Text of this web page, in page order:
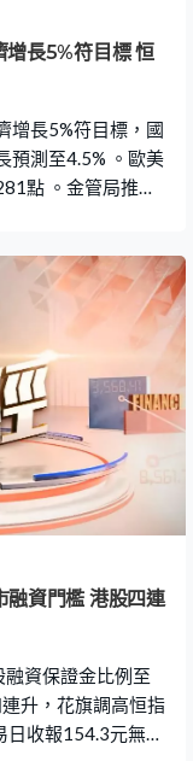
長5%符目標 恒
增長5%符目標，國
預測至4.5% 。歐美
點 。金管局推
資門檻 港股四連
資保證金比例至
升，花旗調高恒指
收報154.3元無起